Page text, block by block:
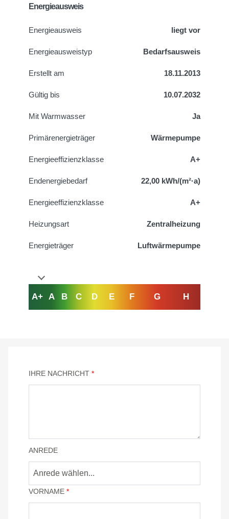
Energieausweis
Energieausweis liegt vor
Energie­ausweistyp Bedarfsausweis
Erstellt am 18.11.2013
Gültig bis 10.07.2032
Mit Warmwasser Ja
Primärenergieträger Wärmepumpe
Energieeffizienzklasse A+
Endenergiebedarf 22,00 kWh/(m²·a)
Energieeffizienzklasse A+
Heizungsart Zentralheizung
Energieträger Luftwärmepumpe
A+ A B C D E F G H
IHRE NACHRICHT *
ANREDE
Anrede wählen...
VORNAME *